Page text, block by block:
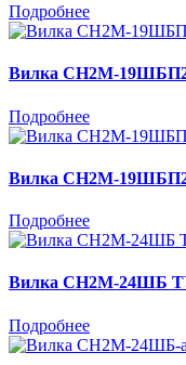
Подробнее
Вилка СН2М-19ШБП2-
Подробнее
Вилка СН2М-19ШБП2-
Подробнее
Вилка СН2М-24ШБ ТУ
Подробнее